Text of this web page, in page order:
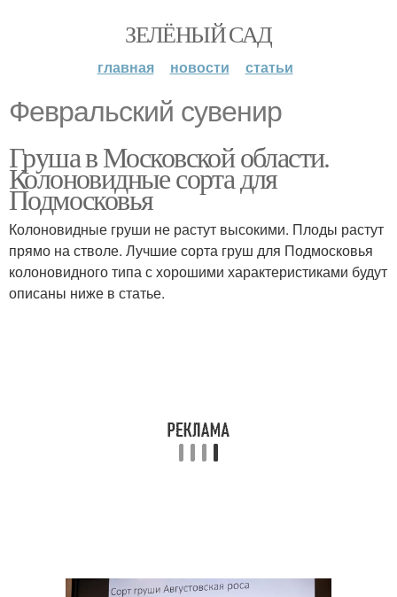
ЗЕЛЁНЫЙ САД
главная новости статьи
Февральский сувенир
Груша в Московской области.
Колоновидные сорта для
Подмосковья
Колоновидные груши не растут высокими. Плоды растут
прямо на стволе. Лучшие сорта груш для Подмосковья
колоновидного типа с хорошими характеристиками будут
описаны ниже в статье.